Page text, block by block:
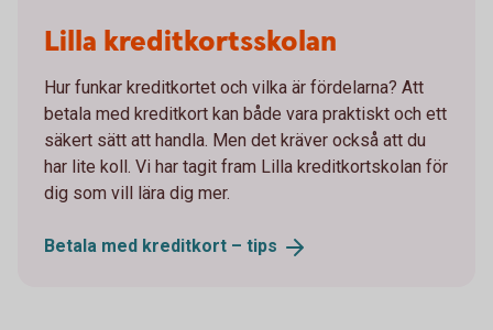
Lilla kreditkortsskolan
Hur funkar kreditkortet och vilka är fördelarna? Att
betala med kreditkort kan både vara praktiskt och ett
säkert sätt att handla. Men det kräver också att du
har lite koll. Vi har tagit fram Lilla kreditkortskolan för
dig som vill lära dig mer.
Betala med kreditkort – tips